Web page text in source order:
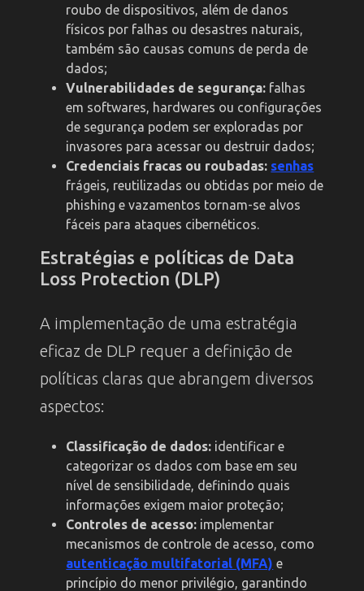
roubo de dispositivos, além de danos
físicos por falhas ou desastres naturais,
também são causas comuns de perda de
dados;
Vulnerabilidades de segurança: falhas
em softwares, hardwares ou configurações
de segurança podem ser exploradas por
invasores para acessar ou destruir dados;
Credenciais fracas ou roubadas: senhas
frágeis, reutilizadas ou obtidas por meio de
phishing e vazamentos tornam-se alvos
fáceis para ataques cibernéticos.
Estratégias e políticas de Data
Loss Protection (DLP)
A implementação de uma estratégia
eficaz de DLP requer a definição de
políticas claras que abrangem diversos
aspectos:
Classificação de dados: identificar e
categorizar os dados com base em seu
nível de sensibilidade, definindo quais
informações exigem maior proteção;
Controles de acesso: implementar
mecanismos de controle de acesso, como
autenticação multifatorial (MFA) e
princípio do menor privilégio, garantindo